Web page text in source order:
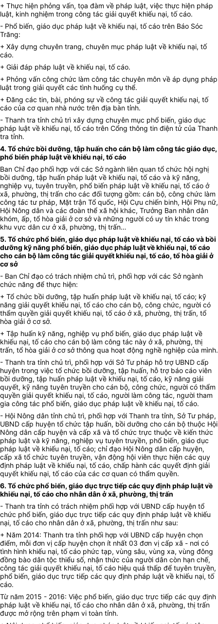
+ Thực hiện phỏng vấn, tọa đàm về pháp luật, việc thực hiện pháp
luật, kinh nghiệm trong công tác giải quyết khiếu nại, tố cáo.
- Phổ biến, giáo dục pháp luật về khiếu nại, tố cáo trên Báo Sóc
Trăng:
+ Xây dựng chuyên trang, chuyên mục pháp luật về khiếu nại, tố
cáo.
+ Giải đáp pháp luật về khiếu nại, tố cáo.
+ Phỏng vấn công chức làm công tác chuyên môn về áp dụng pháp
luật trong giải quyết các tình huống cụ thể.
+ Đăng các tin, bài, phóng sự về công tác giải quyết khiếu nại, tố
cáo của cơ quan nhà nước trên địa bàn tỉnh.
- Thanh tra tỉnh chủ trì xây dựng chuyên mục phổ biến, giáo dục
pháp luật về khiếu nại, tố cáo trên Cổng thông tin điện tử của Thanh
tra tỉnh.
4. Tổ chức bồi dưỡng, tập huấn cho cán bộ làm công tác giáo dục,
phổ biến pháp luật về khiếu nại, tố cáo
Ban Chỉ đạo phối hợp với các Sở ngành liên quan tổ chức hội nghị
bồi dưỡng, tập huấn pháp luật về khiếu nại, tố cáo và kỹ năng,
nghiệp vụ, tuyên truyền, phổ biến pháp luật về khiếu nại, tố cáo ở
xã, phường, thị trấn cho các đối tượng gồm: cán bộ, công chức làm
công tác tư pháp, Mặt trận Tổ quốc, Hội Cựu chiến binh, Hội Phụ nữ,
Hội Nông dân và các đoàn thể xã hội khác, Trưởng Ban nhân dân
khóm, ấp, tổ hòa giải ở cơ sở và những người có uy tín khác trong
khu vực dân cư ở xã, phường, thị trấn…
5. Tổ chức phổ biến, giáo dục pháp luật về khiếu nại, tố cáo và bồi
dưỡng kỹ năng phổ biến, giáo dục pháp luật về khiếu nại, tố cáo
cho cán bộ làm công tác giải quyết khiếu nại, tố cáo, tổ hòa giải ở
cơ sở
- Ban Chỉ đạo có trách nhiệm chủ trì, phối hợp với các Sở ngành
chức năng để thực hiện:
+ Tổ chức bồi dưỡng, tập huấn pháp luật về khiếu nại, tố cáo; kỹ
năng giải quyết khiếu nại, tố cáo cho cán bộ, công chức, người có
thẩm quyền giải quyết khiếu nại, tố cáo ở xã, phường, thị trấn, tổ
hòa giải ở cơ sở.
+ Tập huấn kỹ năng, nghiệp vụ phổ biến, giáo dục pháp luật về
khiếu nại, tố cáo cho cán bộ làm công tác này ở xã, phường, thị
trấn, tổ hòa giải ở cơ sở thông qua hoạt động nghề nghiệp của mình.
- Thanh tra tỉnh chủ trì, phối hợp với Sở Tư pháp hỗ trợ UBND cấp
huyện trong việc tổ chức bồi dưỡng, tập huấn, hỗ trợ báo cáo viên
bồi dưỡng, tập huấn pháp luật về khiếu nại, tố cáo, kỹ năng giải
quyết, kỹ năng tuyên truyền cho cán bộ, công chức, người có thẩm
quyền giải quyết khiếu nại, tố cáo, người làm công tác, người tham
gia công tác phổ biến, giáo dục pháp luật về khiếu nại, tố cáo.
- Hội Nông dân tỉnh chủ trì, phối hợp với Thanh tra tỉnh, Sở Tư pháp,
UBND cấp huyện tổ chức tập huấn, bồi dưỡng cho cán bộ thuộc Hội
Nông dân cấp huyện và cấp xã và tổ chức trực thuộc về kiến thức
pháp luật và kỹ năng, nghiệp vụ tuyên truyền, phổ biến, giáo dục
pháp luật về khiếu nại, tố cáo; chỉ đạo Hội Nông dân cấp huyện,
cấp xã tổ chức tuyên truyền, vận động hội viên thực hiện các quy
định pháp luật về khiếu nại, tố cáo, chấp hành các quyết định giải
quyết khiếu nại, tố cáo của các cơ quan có thẩm quyền.
6. Tổ chức phổ biến, giáo dục trực tiếp các quy định pháp luật về
khiếu nại, tố cáo cho nhân dân ở xã, phường, thị trấn
- Thanh tra tỉnh có trách nhiệm phối hợp với UBND cấp huyện tổ
chức phổ biến, giáo dục trực tiếp các quy định pháp luật về khiếu
nại, tố cáo cho nhân dân ở xã, phường, thị trấn như sau:
+ Năm 2014: Thanh tra tỉnh phối hợp với UBND cấp huyện chọn
điểm, mỗi đơn vị cấp huyện chọn ít nhất 03 đơn vị cấp xã - nơi có
tình hình khiếu nại, tố cáo phức tạp, vùng sâu, vùng xa, vùng đông
đồng bào dân tộc thiểu số, nhận thức của người dân còn hạn chế,
công tác giải quyết khiếu nại, tố cáo hiệu quả thấp để tuyên truyền,
phổ biến, giáo dục trực tiếp các quy định pháp luật về khiếu nại, tố
cáo.
Từ năm 2015 - 2016: Việc phổ biến, giáo dục trực tiếp các quy định
pháp luật về khiếu nại, tố cáo cho nhân dân ở xã, phường, thị trấn
được mở rộng trên phạm vi toàn tỉnh.